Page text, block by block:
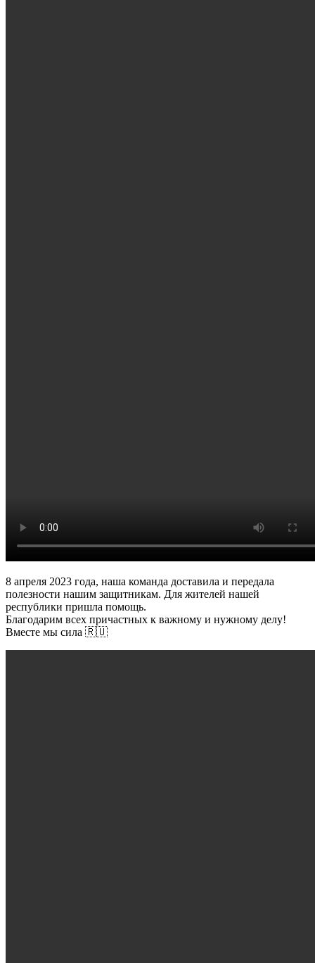
8 апреля 2023 года, наша команда доставила и передала
полезности нашим защитникам. Для жителей нашей
республики пришла помощь.
Благодарим всех причастных к важному и нужному делу!
Вместе мы сила 🇷🇺